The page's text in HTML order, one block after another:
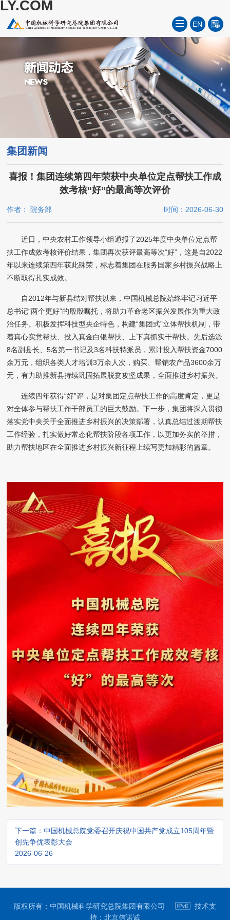
LY.COM
EN
集团新闻
喜报！集团连续第四年荣获中央单位定点帮扶工作成
效考核“好”的最高等次评价
作者： 院务部 时间：2026-06-30
近日，中央农村工作领导小组通报了2025年度中央单位定点帮
扶工作成效考核评价结果，集团再次获评最高等次“好”，这是自2022
年以来连续第四年获此殊荣，标志着集团在服务国家乡村振兴战略上
不断取得扎实成效。
自2012年与新县结对帮扶以来，中国机械总院始终牢记习近平
总书记“两个更好”的殷殷嘱托，将助力革命老区振兴发展作为重大政
治任务。积极发挥科技型央企特色，构建“集团式”立体帮扶机制，带
着真心实意帮扶、投入真金白银帮扶、上下真抓实干帮扶。先后选派
8名副县长、5名第一书记及3名科技特派员，累计投入帮扶资金7000
余万元，组织各类人才培训3万余人次，购买、帮销农产品3600余万
元，有力助推新县持续巩固拓展脱贫攻坚成果，全面推进乡村振兴。
连续四年获得“好”评，是对集团定点帮扶工作的高度肯定，更是
对全体参与帮扶工作干部员工的巨大鼓励。下一步，集团将深入贯彻
落实党中央关于全面推进乡村振兴的决策部署，认真总结过渡期帮扶
工作经验，扎实做好常态化帮扶阶段各项工作，以更加务实的举措，
助力帮扶地区在全面推进乡村振兴新征程上续写更加精彩的篇章。
下一篇：中国机械总院党委召开庆祝中国共产党成立105周年暨
创先争优表彰大会
2026-06-26
版权所有：中国机械科学研究总院集团有限公司
技术支
持： 北京信诺诚